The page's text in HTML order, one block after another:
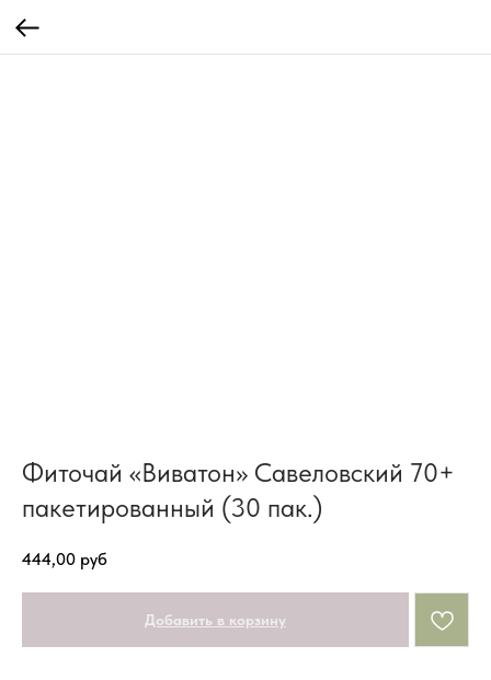
Фиточай «Виватон» Савеловский 70+
пакетированный (30 пак.)
444,00 руб
Добавить в корзину